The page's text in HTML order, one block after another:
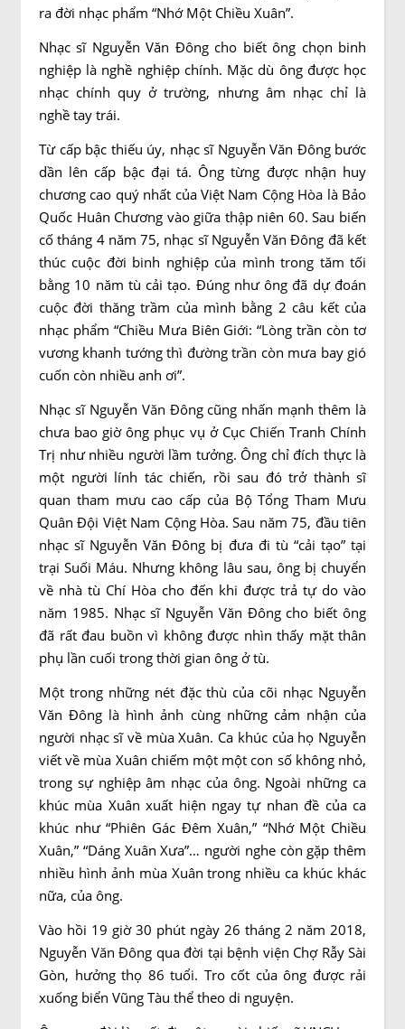
ra đời nhạc phẩm “Nhớ Một Chiều Xuân”.
Nhạc sĩ Nguyễn Văn Đông cho biết ông chọn binh
nghiệp là nghề nghiệp chính. Mặc dù ông được học
nhạc chính quy ở trường, nhưng âm nhạc chỉ là
nghề tay trái.
Từ cấp bậc thiếu úy, nhạc sĩ Nguyễn Văn Đông bước
dần lên cấp bậc đại tá. Ông từng được nhận huy
chương cao quý nhất của Việt Nam Cộng Hòa là Bảo
Quốc Huân Chương vào giữa thập niên 60. Sau biến
cố tháng 4 năm 75, nhạc sĩ Nguyễn Văn Đông đã kết
thúc cuộc đời binh nghiệp của mình trong tăm tối
bằng 10 năm tù cải tạo. Đúng như ông đã dự đoán
cuộc đời thăng trầm của mình bằng 2 câu kết của
nhạc phẩm “Chiều Mưa Biên Giới: “Lòng trần còn tơ
vương khanh tướng thì đường trần còn mưa bay gió
cuốn còn nhiều anh ơi”.
Nhạc sĩ Nguyễn Văn Đông cũng nhấn mạnh thêm là
chưa bao giờ ông phục vụ ở Cục Chiến Tranh Chính
Trị như nhiều người lầm tưởng. Ông chỉ đích thực là
một người lính tác chiến, rồi sau đó trở thành sĩ
quan tham mưu cao cấp của Bộ Tổng Tham Mưu
Quân Đội Việt Nam Cộng Hòa. Sau năm 75, đầu tiên
nhạc sĩ Nguyễn Văn Đông bị đưa đi tù “cải tạo” tại
trại Suối Máu. Nhưng không lâu sau, ông bị chuyển
về nhà tù Chí Hòa cho đến khi được trả tự do vào
năm 1985. Nhạc sĩ Nguyễn Văn Đông cho biết ông
đã rất đau buồn vì không được nhìn thấy mặt thân
phụ lần cuối trong thời gian ông ở tù.
Một trong những nét đặc thù của cõi nhạc Nguyễn
Văn Ðông là hình ảnh cùng những cảm nhận của
người nhạc sĩ về mùa Xuân. Ca khúc của họ Nguyễn
viết về mùa Xuân chiếm một một con số không nhỏ,
trong sự nghiệp âm nhạc của ông. Ngoài những ca
khúc mùa Xuân xuất hiện ngay tự nhan đề của ca
khúc như “Phiên Gác Ðêm Xuân,” “Nhớ Một Chiều
Xuân,” “Dáng Xuân Xưa”… người nghe còn gặp thêm
nhiều hình ảnh mùa Xuân trong nhiều ca khúc khác
nữa, của ông.
Vào hồi 19 giờ 30 phút ngày 26 tháng 2 năm 2018,
Nguyễn Văn Đông qua đời tại bệnh viện Chợ Rẫy Sài
Gòn, hưởng thọ 86 tuổi. Tro cốt của ông được rải
xuống biển Vũng Tàu thể theo di nguyện.